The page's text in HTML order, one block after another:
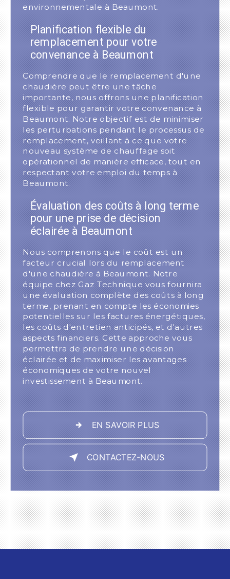
environnementale à Beaumont.
Planification flexible du
remplacement pour votre
convenance à Beaumont
Comprendre que le remplacement d'une
chaudière peut être une tâche
importante, nous offrons une planification
flexible pour garantir votre convenance à
Beaumont. Notre objectif est de minimiser
les perturbations pendant le processus de
remplacement, veillant à ce que votre
nouveau système de chauffage soit
opérationnel de manière efficace, tout en
respectant votre emploi du temps à
Beaumont.
Évaluation des coûts à long terme
pour une prise de décision
éclairée à Beaumont
Nous comprenons que le coût est un
facteur crucial lors du remplacement
d'une chaudière à Beaumont. Notre
équipe chez Gaz Technique vous fournira
une évaluation complète des coûts à long
terme, prenant en compte les économies
potentielles sur les factures énergétiques,
les coûts d'entretien anticipés, et d'autres
aspects financiers. Cette approche vous
permettra de prendre une décision
éclairée et de maximiser les avantages
économiques de votre nouvel
investissement à Beaumont.
EN SAVOIR PLUS
CONTACTEZ-NOUS